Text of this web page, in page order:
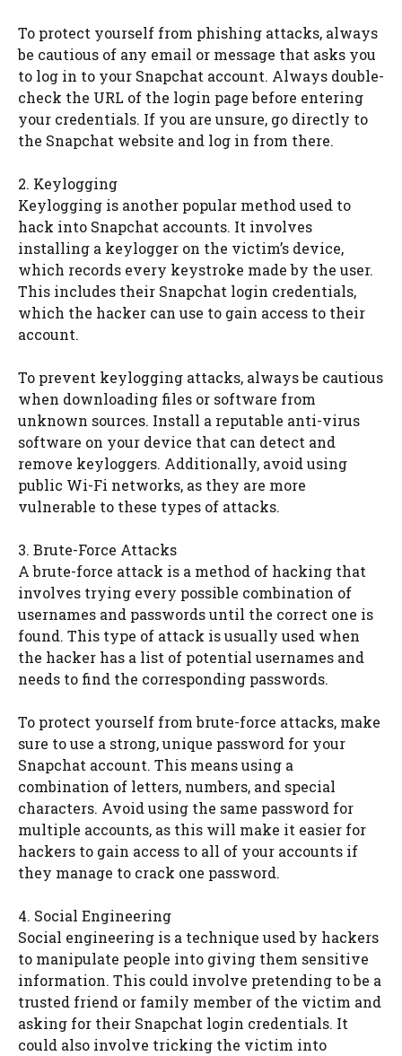
To protect yourself from phishing attacks, always
be cautious of any email or message that asks you
to log in to your Snapchat account. Always double-
check the URL of the login page before entering
your credentials. If you are unsure, go directly to
the Snapchat website and log in from there.
2. Keylogging
Keylogging is another popular method used to
hack into Snapchat accounts. It involves
installing a keylogger on the victim’s device,
which records every keystroke made by the user.
This includes their Snapchat login credentials,
which the hacker can use to gain access to their
account.
To prevent keylogging attacks, always be cautious
when downloading files or software from
unknown sources. Install a reputable anti-virus
software on your device that can detect and
remove keyloggers. Additionally, avoid using
public Wi-Fi networks, as they are more
vulnerable to these types of attacks.
3. Brute-Force Attacks
A brute-force attack is a method of hacking that
involves trying every possible combination of
usernames and passwords until the correct one is
found. This type of attack is usually used when
the hacker has a list of potential usernames and
needs to find the corresponding passwords.
To protect yourself from brute-force attacks, make
sure to use a strong, unique password for your
Snapchat account. This means using a
combination of letters, numbers, and special
characters. Avoid using the same password for
multiple accounts, as this will make it easier for
hackers to gain access to all of your accounts if
they manage to crack one password.
4. Social Engineering
Social engineering is a technique used by hackers
to manipulate people into giving them sensitive
information. This could involve pretending to be a
trusted friend or family member of the victim and
asking for their Snapchat login credentials. It
could also involve tricking the victim into